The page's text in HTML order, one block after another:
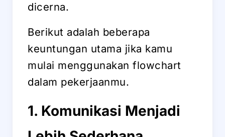
dicerna.
Berikut adalah beberapa
keuntungan utama jika kamu
mulai menggunakan flowchart
dalam pekerjaanmu.
1. Komunikasi Menjadi